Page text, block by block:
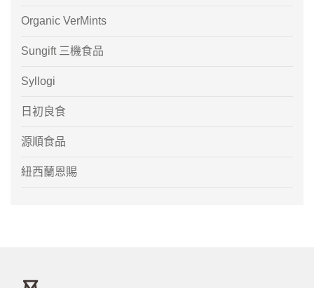
Organic VerMints
Sungift 三機食品
Syllogi
日初良食
源順食品
紐西蘭恩賜